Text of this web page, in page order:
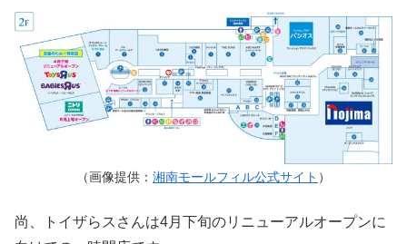
（画像提供： 湘南モールフィル公式サイト ）
尚、トイザらスさんは4月下旬のリニューアルオープンに